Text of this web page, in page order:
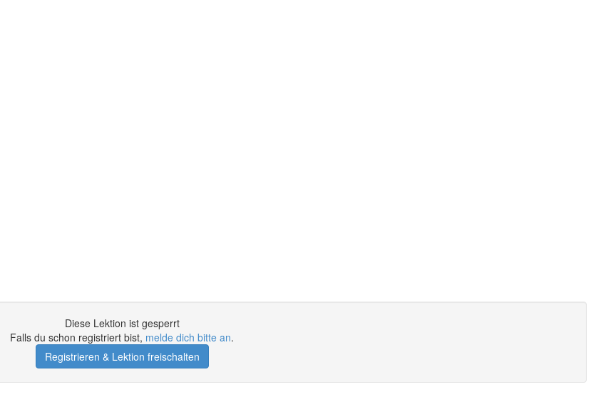
Diese Lektion ist gesperrt
Falls du schon registriert bist, melde dich bitte an.
Registrieren & Lektion freischalten